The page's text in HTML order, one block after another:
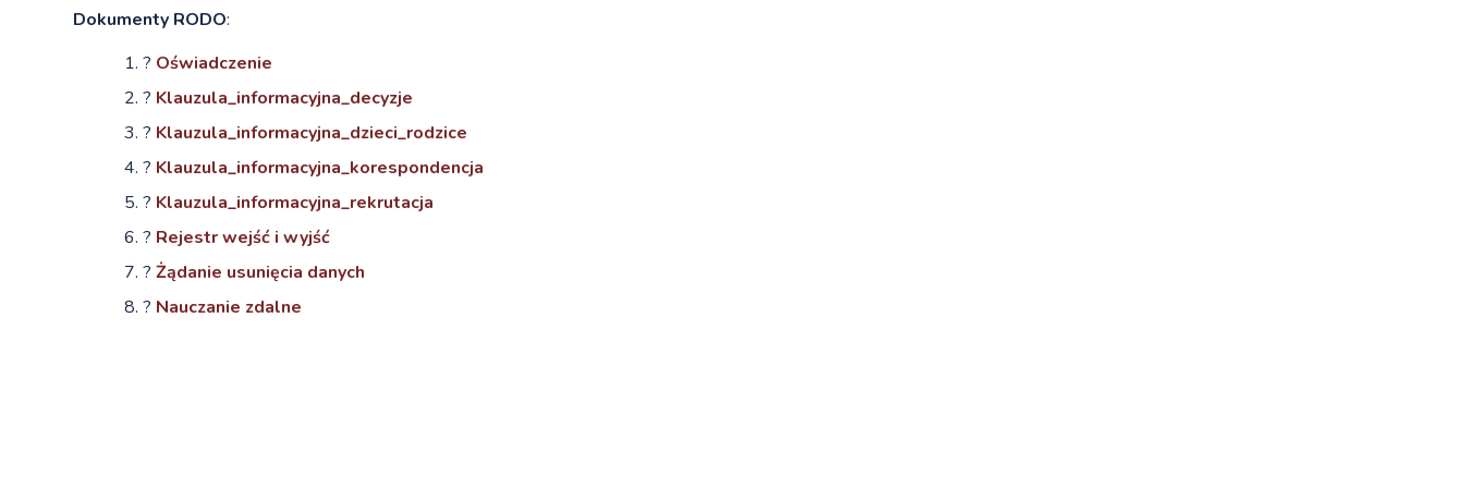
Dokumenty RODO:
? Oświadczenie
? Klauzula_informacyjna_decyzje
? Klauzula_informacyjna_dzieci_rodzice
? Klauzula_informacyjna_korespondencja
? Klauzula_informacyjna_rekrutacja
? Rejestr wejść i wyjść
?Żądanie usunięcia danych
? Nauczanie zdalne